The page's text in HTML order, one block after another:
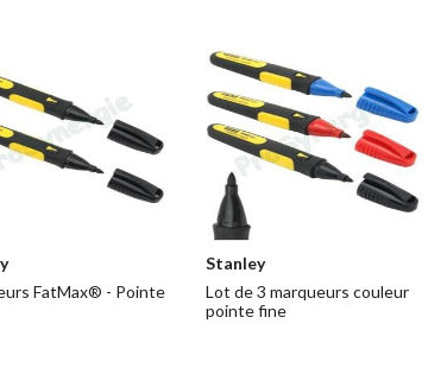
FatMax® - Pointe
Stanley
Lot de 3 marqueurs couleur
pointe fine